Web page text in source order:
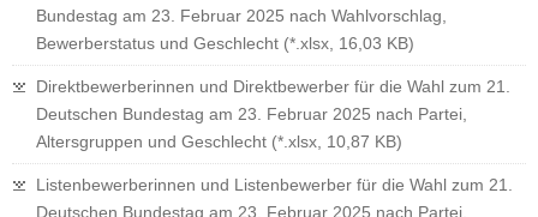
Bundestag am 23. Februar 2025 nach Wahlvorschlag,
Bewerberstatus und Geschlecht (*.xlsx, 16,03 KB)
Direktbewerberinnen und Direktbewerber für die Wahl zum 21.
Deutschen Bundestag am 23. Februar 2025 nach Partei,
Altersgruppen und Geschlecht (*.xlsx, 10,87 KB)
Listenbewerberinnen und Listenbewerber für die Wahl zum 21.
Deutschen Bundestag am 23. Februar 2025 nach Partei,